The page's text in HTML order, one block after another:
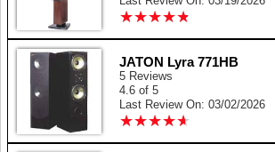
★★★★★
★★★★★
JATON Lyra 771HB
5 Reviews
4.6 of 5
Last Review On: 03/02/2026
★★★★★
★★★★★